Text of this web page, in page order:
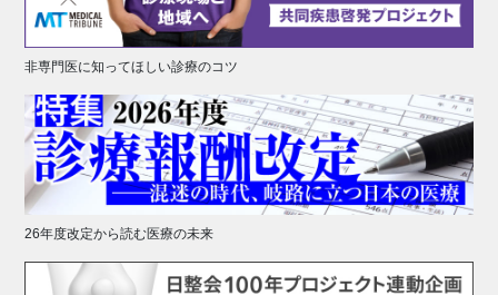
非専門医に知ってほしい診療のコツ
26年度改定から読む医療の未来